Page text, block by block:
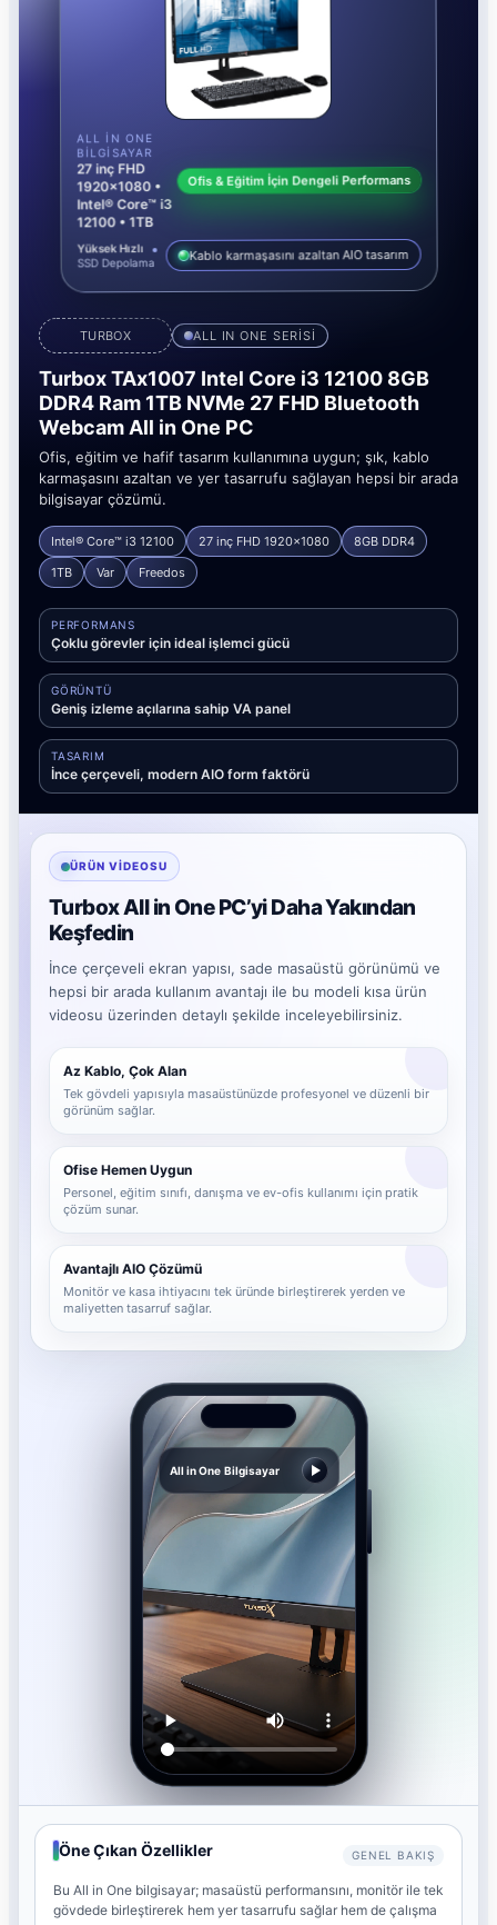
TURBOX ALL IN ONE SERİSİ
Turbox TAx1007 Intel Core i3 12100 8GB
DDR4 Ram 1TB NVMe 27 FHD Bluetooth
Webcam All in One PC
Ofis, eğitim ve hafif tasarım kullanımına uygun; şık, kablo
karmaşasını azaltan ve yer tasarrufu sağlayan hepsi bir arada
bilgisayar çözümü.
Intel® Core™ i3 12100 27 inç FHD 1920x1080
8GB DDR4
1TB
Var Freedos
PERFORMANS
Çoklu görevler için ideal işlemci gücü
GÖRÜNTÜ
Geniş izleme açılarına sahip VA panel
TASARIM
İnce çerçeveli, modern AIO form faktörü
ALL IN ONE
BILGISAYAR
27 inç FHD
1920x1080 •
Intel® Core™ i3
12100 • 1TB
Ofis & Eğitim İçin Dengeli Performans
Yüksek Hızlı
SSD Depolama Kablo karmaşasını azaltan AIO tasarım
ÜRÜN VIDEOSU
Turbox All in One PC’yi Daha Yakından
Keşfedin
İnce çerçeveli ekran yapısı, sade masaüstü görünümü ve
hepsi bir arada kullanım avantajı ile bu modeli kısa ürün
videosu üzerinden detaylı şekilde inceleyebilirsiniz.
Az Kablo, Çok Alan
Tek gövdeli yapısıyla masaüstünüzde profesyonel ve düzenli bir
görünüm sağlar.
Ofise Hemen Uygun
Personel, eğitim sınıfı, danışma ve ev-ofis kullanımı için pratik
çözüm sunar.
Avantajlı AIO Çözümü
Monitör ve kasa ihtiyacını tek üründe birleştirerek yerden ve
maliyetten tasarruf sağlar.
All in One Bilgisayar
Öne Çıkan Özellikler GENEL BAKIŞ
Bu All in One bilgisayar; masaüstü performansını, monitör ile tek
gövdede birleştirerek hem yer tasarrufu sağlar hem de çalışma